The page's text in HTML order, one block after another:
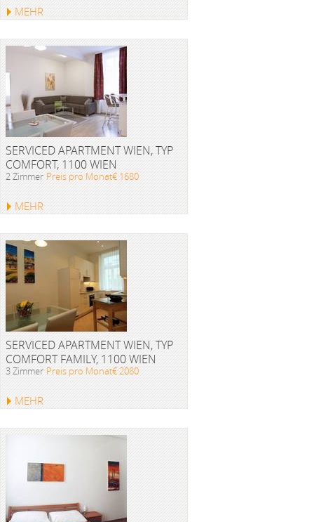
MEHR
SERVICED APARTMENT WIEN, TYP
COMFORT, 1100 WIEN
2 Zimmer Preis pro Monat€ 1680
MEHR
SERVICED APARTMENT WIEN, TYP
COMFORT FAMILY, 1100 WIEN
3 Zimmer Preis pro Monat€ 2080
MEHR